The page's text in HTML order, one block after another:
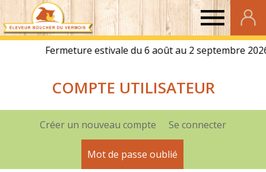
Eleveur
Boucher
du
Vermois
COMPTE UTILISATEUR
OngletsCréer un nouveau compte Se connecter
Mot de passe oublié